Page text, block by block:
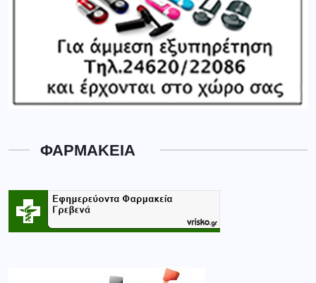
ΦΑΡΜΑΚΕΙΑ